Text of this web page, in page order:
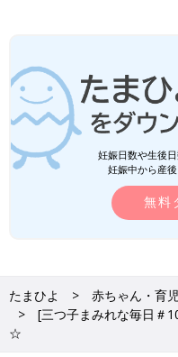
妊娠日数や生後
妊娠中から産
無料
たまひよ 赤ちゃん・育児
[三つ子まみれな毎日＃
☆